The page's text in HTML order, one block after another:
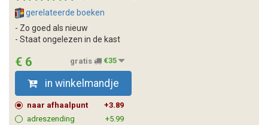
gerelateerde boeken
- Zo goed als nieuw
- Staat ongelezen in de kast
€ 6 gratis €35
in winkelmandje
naar afhaalpunt
+3.89
adreszending
+5.99